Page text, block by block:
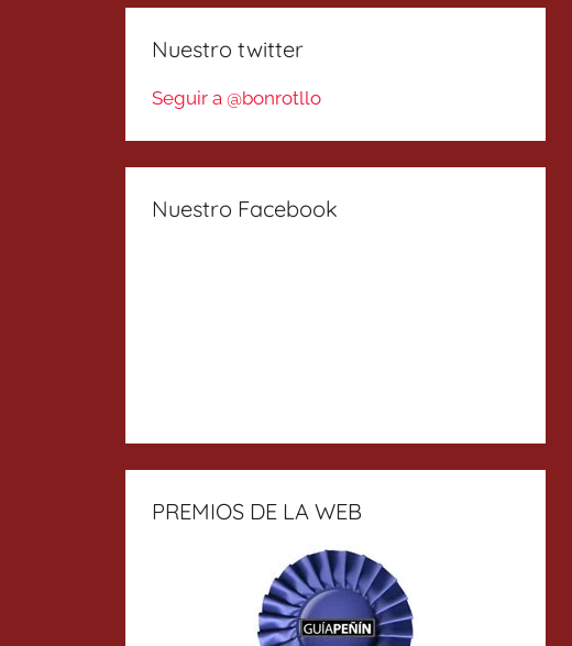
Nuestro twitter
Seguir a @bonrotllo
Nuestro Facebook
PREMIOS DE LA WEB